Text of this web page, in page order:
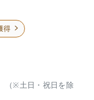
得 
（※土日・祝日を除